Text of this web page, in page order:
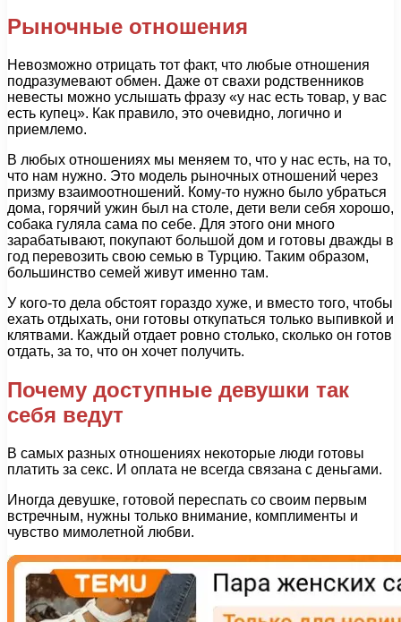
Рыночные отношения
Невозможно отрицать тот факт, что любые отношения
подразумевают обмен. Даже от свахи родственников
невесты можно услышать фразу «у нас есть товар, у вас
есть купец». Как правило, это очевидно, логично и
приемлемо.
В любых отношениях мы меняем то, что у нас есть, на то,
что нам нужно. Это модель рыночных отношений через
призму взаимоотношений. Кому-то нужно было убраться
дома, горячий ужин был на столе, дети вели себя хорошо,
собака гуляла сама по себе. Для этого они много
зарабатывают, покупают большой дом и готовы дважды в
год перевозить свою семью в Турцию. Таким образом,
большинство семей живут именно там.
У кого-то дела обстоят гораздо хуже, и вместо того, чтобы
ехать отдыхать, они готовы откупаться только выпивкой и
клятвами. Каждый отдает ровно столько, сколько он готов
отдать, за то, что он хочет получить.
Почему доступные девушки так
себя ведут
В самых разных отношениях некоторые люди готовы
платить за секс. И оплата не всегда связана с деньгами.
Иногда девушке, готовой переспать со своим первым
встречным, нужны только внимание, комплименты и
чувство мимолетной любви.